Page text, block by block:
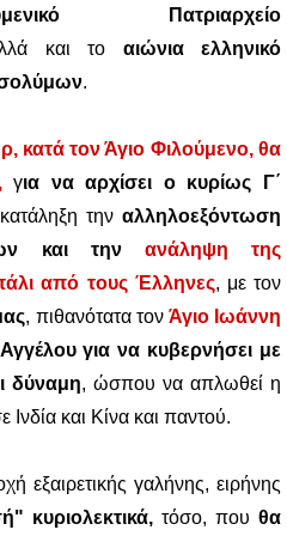
Πατριαρχείο
και το αιώνια ελληνικό
.
κατά τον Άγιο Φιλούμενο, θα
για να αρχίσει ο κυρίως Γ΄
τηναλληλοεξόντωση
και τηνανάληψη της
από τους Έλληνες, με τον
, πιθανότατα τον Άγιο Ιωάννη
Αγγέλου για να κυβερνήσει με
δύναμη, ώσπου να απλωθεί η
και Κίνα και παντού.
εξαιρετικής γαλήνης, ειρήνης
κυριολεκτικά, τόσο, που θα